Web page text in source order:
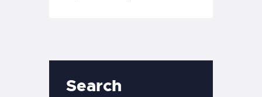
Search